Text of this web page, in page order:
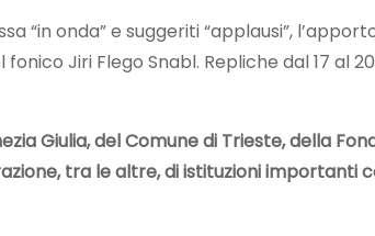
“in onda” e suggeriti “applausi”,
Jiri Flego Snabl. Repliche dal 17 al
Giulia, del Comune di Trieste, della
tra le altre, di istituzioni importanti